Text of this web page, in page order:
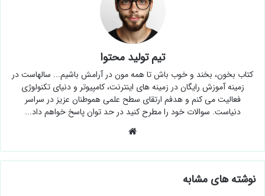
تیم تولید محتوا
کتاب بخون، بخند و خوب باش تا همه مون در آرامش باشیم... سالهاست در
زمینه آموزش رایگان در زمینه های اینترنت، کامپیوتر و دنیای تکنولوژی
فعالیت می کنم و هدفم ارتقای سطح علمی هموطنان عزیز در سراسر
دنیاست. سوالات خود را مطرح کنید در حد توان پاسخ خواهم داد...
نوشته های مشابه